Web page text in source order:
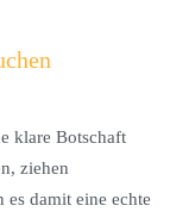
klare Botschaft
ziehen
es damit eine echte